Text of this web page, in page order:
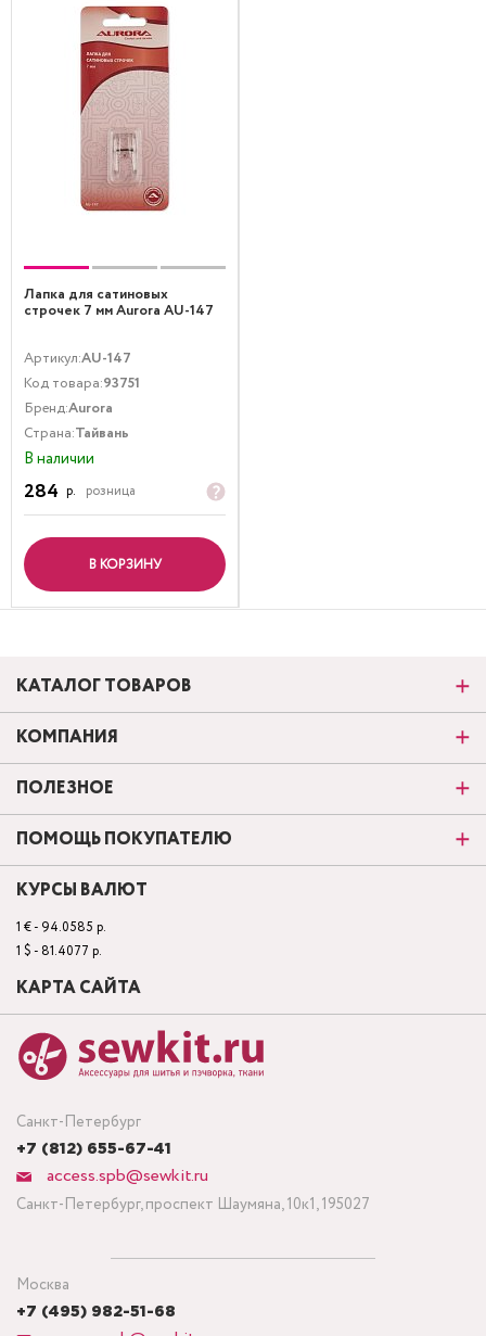
Лапка для сатиновых
строчек 7 мм Aurora AU-147
Артикул:AU-147
Код товара:93751
Бренд:Aurora
Страна:Тайвань
В наличии
284 р. розница
В КОРЗИНУ
Санкт-Петербург
+7 (812) 655-67-41
access.spb@sewkit.ru
Санкт-Петербург, проспект Шаумяна, 10к1, 195027
Москва
+7 (495) 982-51-68
КАТАЛОГ ТОВАРОВ
КОМПАНИЯ
ПОЛЕЗНОЕ
ПОМОЩЬ ПОКУПАТЕЛЮ
КУРСЫ ВАЛЮТ
1 € - 94.0585 р.
1 $ - 81.4077 р.
КАРТА САЙТА